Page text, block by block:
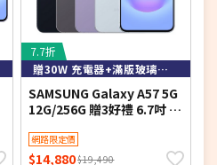
7.7折
贈30W 充電器+滿版玻璃貼+保護殼
SAMSUNG Galaxy A57 5G
12G/256G 贈3好禮 6.7吋 智
網路限定價
$14,880$19,490